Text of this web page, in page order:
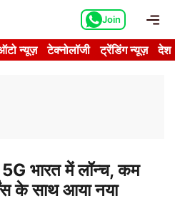
Join
न्यूज़ टेक्नोलॉजी ट्रेंडिंग न्यूज़ देश
भारत में लॉन्च, कम
के साथ आया नया